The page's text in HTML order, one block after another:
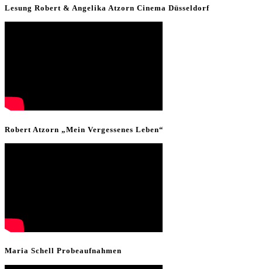
Lesung Robert & Angelika Atzorn Cinema Düsseldorf
Robert Atzorn „Mein Vergessenes Leben“
Maria Schell Probeaufnahmen